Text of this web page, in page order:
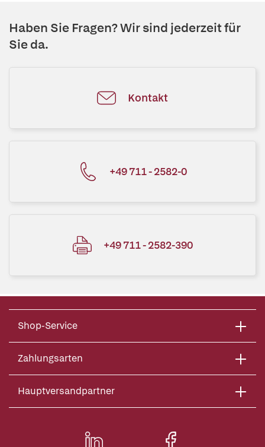
Haben Sie Fragen? Wir sind jederzeit für
Sie da.
Kontakt
+49 711 - 2582-0
+49 711 - 2582-390
Shop-Service
Zahlungsarten
Hauptversandpartner